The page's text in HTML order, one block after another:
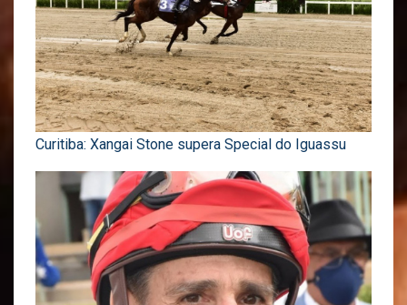
Curitiba: Xangai Stone supera Special do Iguassu